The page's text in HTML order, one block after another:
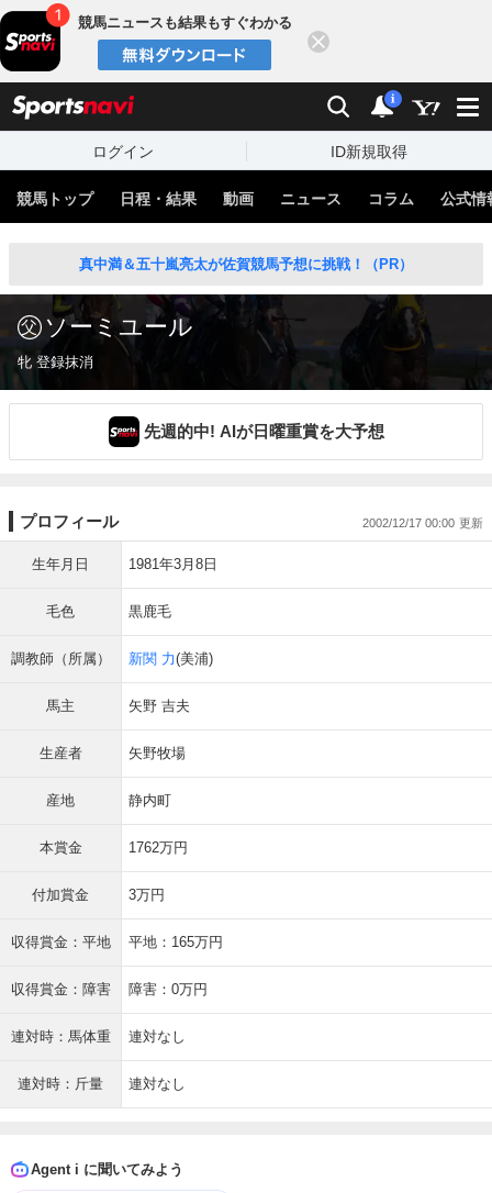
競馬ニュースも結果もすぐわかる
検索 通知
i
ログイン ID新規取得
競馬トップ 日程・結果 動画 ニュース コラム 公式情
真中満＆五十嵐亮太が佐賀競馬予想に挑戦！（PR）
ソーミユール
牝 登録抹消
先週的中! AIが日曜重賞を大予想
プロフィール 2002/12/17 00:00
生年月日 1981年3月8日
毛色 黒鹿毛
調教師（所属） 新関 力(美浦)
馬主 矢野 吉夫
生産者 矢野牧場
産地 静内町
本賞金 1762万円
付加賞金 3万円
収得賞金：平地 平地：165万円
収得賞金：障害 障害：0万円
連対時：馬体重 連対なし
連対時：斤量 連対なし
Agent i に聞いてみよう